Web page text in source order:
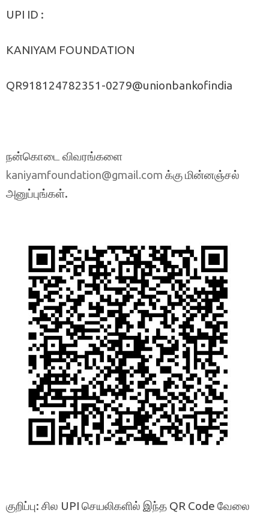
UPI ID :
KANIYAM FOUNDATION
QR918124782351-0279@unionbankofindia
நன்கொடை விவரங்களை
kaniyamfoundation@gmail.com க்கு மின்னஞ்சல்
அனுப்புங்கள்.
குறிப்பு: சில UPI செயலிகளில் இந்த QR Code வேலை